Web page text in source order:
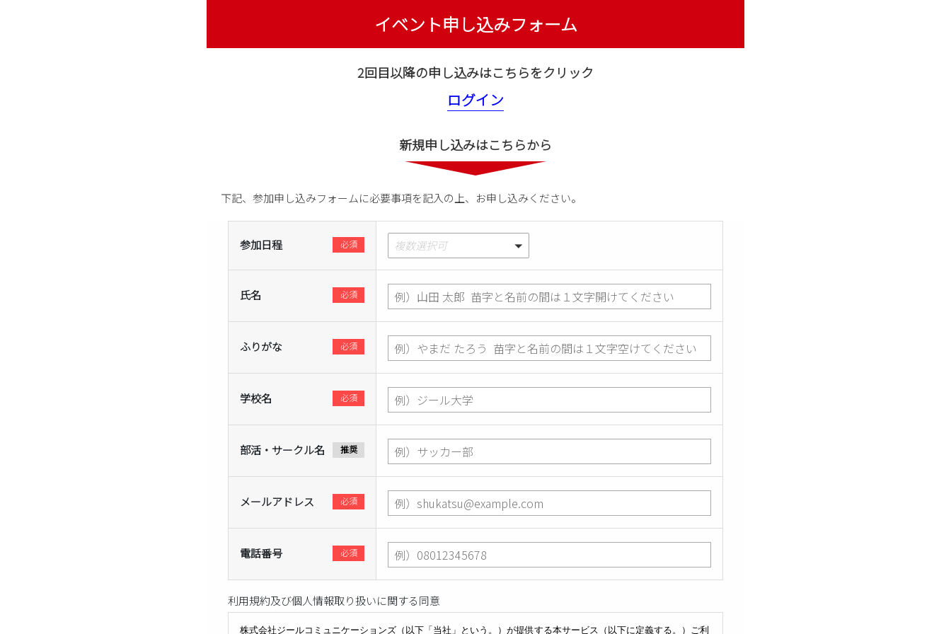
イベント申し込みフォーム
2回目以降の申し込みはこちらをクリック
新規申し込みはこちらから
下記、参加申し込みフォームに必要事項を記入の上、お申し込みください。
参加日程 必須 複数選択可
氏名 必須
ふりがな 必須
学校名 必須
部活・サークル名 推奨
メールアドレス 必須
電話番号 必須
利用規約及び個人情報取り扱いに関する同意